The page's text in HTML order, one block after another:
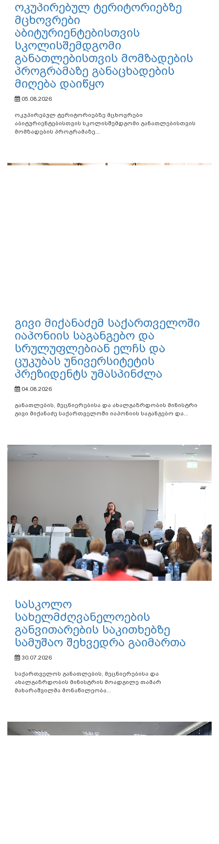
ოკუპირებულ ტერიტორიებზე
მცხოვრები
აბიტურიენტებისთვის
სკოლისშემდგომი
განათლებისთვის მომზადების
პროგრამაზე განაცხადების
მიღება დაიწყო
05.08.2026
ოკუპირებულ ტერიტორიებზე მცხოვრები
აბიტურიენტებისთვის სკოლისშემდგომი განათლებისთვის
მომზადების პროგრამაზე...
გივი მიქანაძემ საქართველოში
იაპონიის საგანგებო და
სრულუფლებიან ელჩს და
ცუკუბას უნივერსიტეტის
პრეზიდენტს უმასპინძლა
04.08.2026
განათლების, მეცნიერებისა და ახალგაზრდობის მინისტრი
გივი მიქანაძე საქართველოში იაპონიის საგანგებო და...
სასკოლო
სახელმძღვანელოების
განვითარების საკითხებზე
სამუშაო შეხვედრა გაიმართა
30.07.2026
საქართველოს განათლების, მეცნიერებისა და
ახალგაზრდობის მინისტრის მოადგილე თამარ
მახარაშვილმა მონაწილეობა...